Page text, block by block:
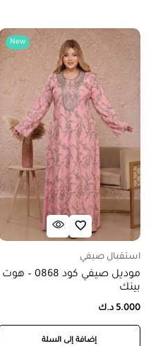
New
استقبال صيفي
موديل صيفي كود 0868 – هوت
بينك
5.000 د.ك
إضافة إلى السلة